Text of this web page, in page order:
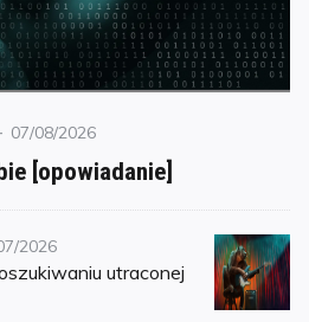
Posted
07/08/2026
[opowiadanie]
2026
utraconej